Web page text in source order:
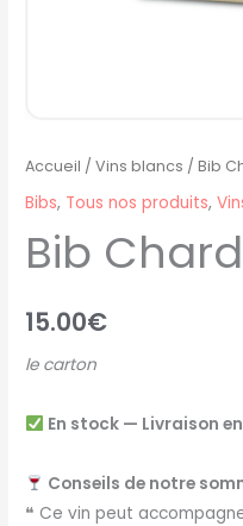
Accueil /Vins blancs / Bib
Bibs, Tous nos produits,
Bib
15.00€
le carton
En stock — Livraison
Conseils de notre
❝ Ce vin peut